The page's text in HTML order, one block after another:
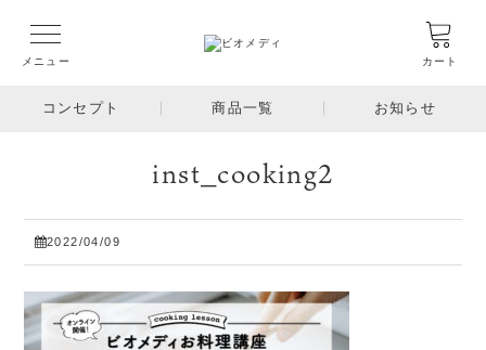
メニュー カート
コンセプト 商品一覧 お知らせ
inst_cooking2
2022/04/09